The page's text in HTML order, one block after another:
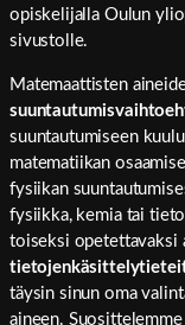
opiskelijalla Oulun
sivustolle.
Matemaattisten
suuntautumiseen
matematiikan
fysiikan
fysiikka, kemia tai
toiseksi opetettavaksi
täysin sinun oma
aineen.